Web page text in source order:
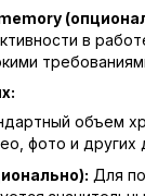
в
объем
фото и других
Для